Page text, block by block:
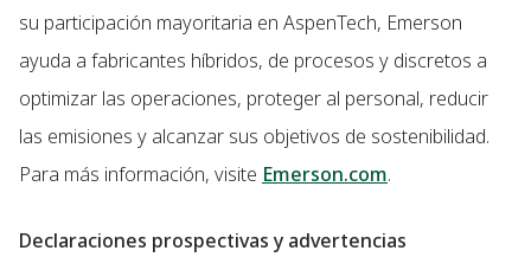
su participación mayoritaria en AspenTech, Emerson
ayuda a fabricantes híbridos, de procesos y discretos a
optimizar las operaciones, proteger al personal, reducir
las emisiones y alcanzar sus objetivos de sostenibilidad.
Para más información, visite Emerson.com.
Declaraciones prospectivas y advertencias